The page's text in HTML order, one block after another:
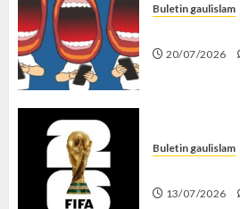
Buletin gaulislam
20/07/2026
Buletin gaulislam
13/07/2026